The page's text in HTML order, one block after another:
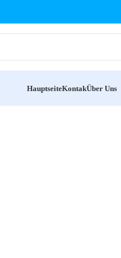
HauptseiteKontakÜber Uns